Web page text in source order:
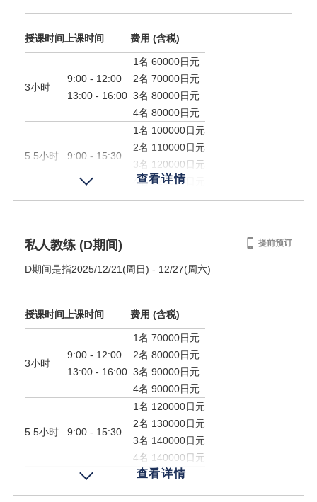
授课时间 上课时间 费用 (含税)
3小时
9:00 - 12:00
13:00 - 16:00
1名 60000日元
2名 70000日元
3名 80000日元
4名 80000日元
5.5小时 9:00 - 15:30
1名 100000日元
2名 110000日元
3名 120000日元
4名 120000日元
预订
私人教练 (D期间) 提前预订
D期间是指2025/12/21(周日) - 12/27(周六)
授课时间 上课时间 费用 (含税)
3小时
9:00 - 12:00
13:00 - 16:00
1名 70000日元
2名 80000日元
3名 90000日元
4名 90000日元
5.5小时 9:00 - 15:30
1名 120000日元
2名 130000日元
3名 140000日元
4名 140000日元
规定人数